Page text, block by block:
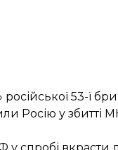
російської 53-ї
Росію у збитті